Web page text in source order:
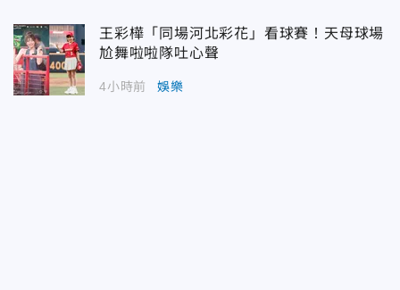
王彩樺「同場河北彩花」看球賽！天母球場
尬舞啦啦隊吐心聲
4小時前 娛樂